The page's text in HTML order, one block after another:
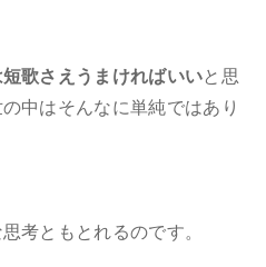
歌さえうまければいいと思
中はそんなに単純ではあり
考ともとれるのです。